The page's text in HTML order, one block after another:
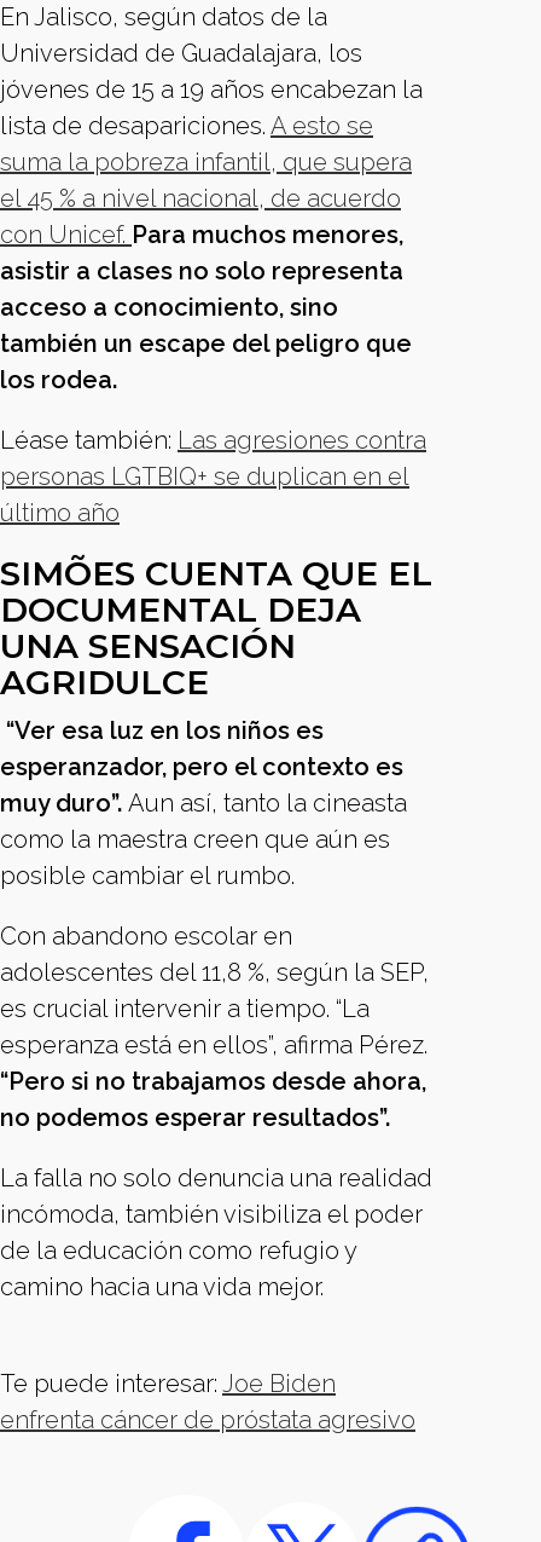
En Jalisco, según datos de la
Universidad de Guadalajara, los
jóvenes de 15 a 19 años encabezan la
lista de desapariciones. A esto se
suma la pobreza infantil, que supera
el 45 % a nivel nacional, de acuerdo
con Unicef. Para muchos menores,
asistir a clases no solo representa
acceso a conocimiento, sino
también un escape del peligro que
los rodea.
Léase también: Las agresiones contra
personas LGTBIQ+ se duplican en el
último año
SIMÕES CUENTA QUE EL
DOCUMENTAL DEJA
UNA SENSACIÓN
AGRIDULCE
“Ver esa luz en los niños es
esperanzador, pero el contexto es
muy duro”. Aun así, tanto la cineasta
como la maestra creen que aún es
posible cambiar el rumbo.
Con abandono escolar en
adolescentes del 11,8 %, según la SEP,
es crucial intervenir a tiempo. “La
esperanza está en ellos”, afirma Pérez.
“Pero si no trabajamos desde ahora,
no podemos esperar resultados”.
La falla no solo denuncia una realidad
incómoda, también visibiliza el poder
de la educación como refugio y
camino hacia una vida mejor.
Te puede interesar: Joe Biden
enfrenta cáncer de próstata agresivo